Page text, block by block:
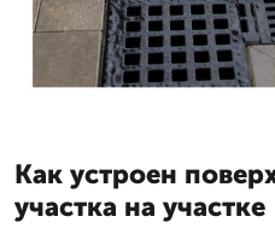
Как устроен
участка на участке